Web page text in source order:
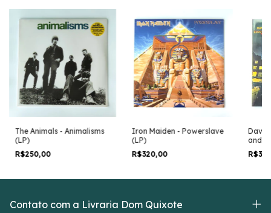
The Animals - Animalisms
(LP)
R$250,00
Iron Maiden - Powerslave
(LP)
R$320,00
David
and
and
(LP)
Contato com a Livraria Dom Quixote